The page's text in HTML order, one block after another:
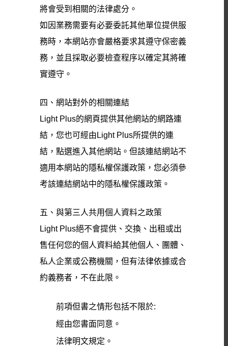
將會受到相關的法律處分。
如因業務需要有必要委託其他單位提供服
務時，本網站亦會嚴格要求其遵守保密義
務，並且採取必要檢查程序以確定其將確
實遵守。
四、網站對外的相關連結
Light Plus的網頁提供其他網站的網路連
結，您也可經由Light Plus所提供的連
結，點選進入其他網站。但該連結網站不
適用本網站的隱私權保護政策，您必須參
考該連結網站中的隱私權保護政策。
五、與第三人共用個人資料之政策
Light Plus絕不會提供、交換、出租或出
售任何您的個人資料給其他個人、團體、
私人企業或公務機關，但有法律依據或合
約義務者，不在此限。
前項但書之情形包括不限於:
經由您書面同意。
法律明文規定。